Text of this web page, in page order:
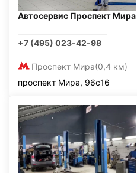
Автосервис Проспект Мира
+7 (495) 023-42-98
Проспект Мира(0,4 км)
проспект Мира, 96с16